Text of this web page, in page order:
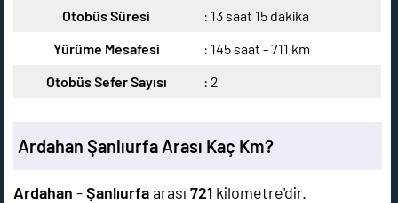
Otobüs Süresi
: 13 saat 15 dakika
Yürüme Mesafesi
: 145 saat - 711 km
Otobüs Sefer Sayısı
: 2
Ardahan Şanlıurfa Arası Kaç Km?
Ardahan -Şanlıurfaarası 721 kilometre'dir.